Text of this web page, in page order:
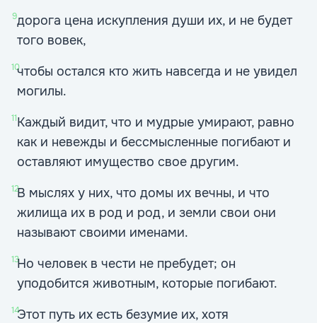
9дорога цена искупления души их, и не будет
того вовек,
10чтобы остался кто жить навсегда и не увидел
могилы.
11Каждый видит, что и мудрые умирают, равно
как и невежды и бессмысленные погибают и
оставляют имущество свое другим.
12В мыслях у них, что домы их вечны, и что
жилища их в род и род, и земли свои они
называют своими именами.
13Но человек в чести не пребудет; он
уподобится животным, которые погибают.
14Этот путь их есть безумие их, хотя